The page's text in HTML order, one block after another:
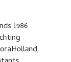
1986